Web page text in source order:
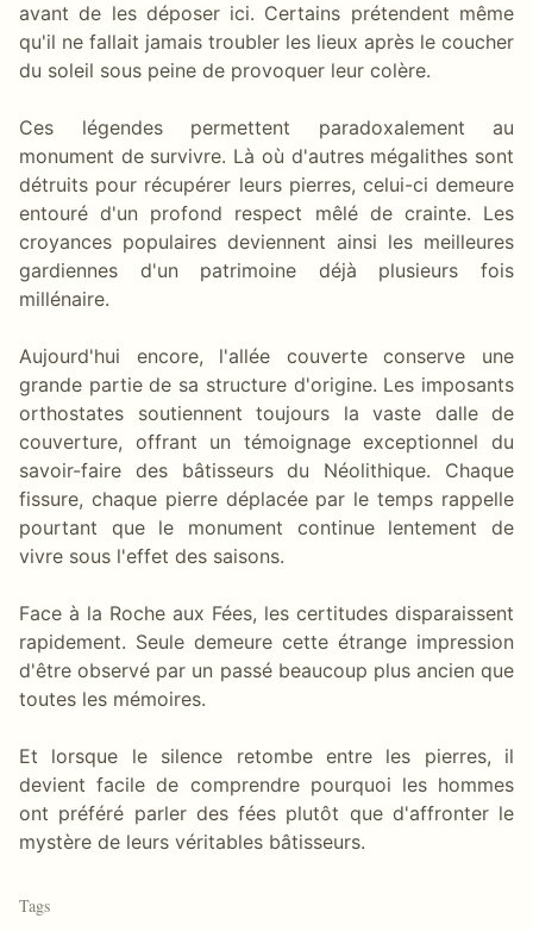
avant de les déposer ici. Certains prétendent même
qu'il ne fallait jamais troubler les lieux après le coucher
du soleil sous peine de provoquer leur colère.
Ces légendes permettent paradoxalement au
monument de survivre. Là où d'autres mégalithes sont
détruits pour récupérer leurs pierres, celui-ci demeure
entouré d'un profond respect mêlé de crainte. Les
croyances populaires deviennent ainsi les meilleures
gardiennes d'un patrimoine déjà plusieurs fois
millénaire.
Aujourd'hui encore, l'allée couverte conserve une
grande partie de sa structure d'origine. Les imposants
orthostates soutiennent toujours la vaste dalle de
couverture, offrant un témoignage exceptionnel du
savoir-faire des bâtisseurs du Néolithique. Chaque
fissure, chaque pierre déplacée par le temps rappelle
pourtant que le monument continue lentement de
vivre sous l'effet des saisons.
Face à la Roche aux Fées, les certitudes disparaissent
rapidement. Seule demeure cette étrange impression
d'être observé par un passé beaucoup plus ancien que
toutes les mémoires.
Et lorsque le silence retombe entre les pierres, il
devient facile de comprendre pourquoi les hommes
ont préféré parler des fées plutôt que d'affronter le
mystère de leurs véritables bâtisseurs.
Tags